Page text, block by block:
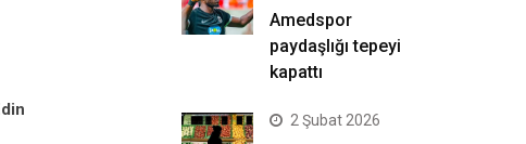
Amedspor
paydaşlığı tepeyi
kapattı
2 Şubat 2026